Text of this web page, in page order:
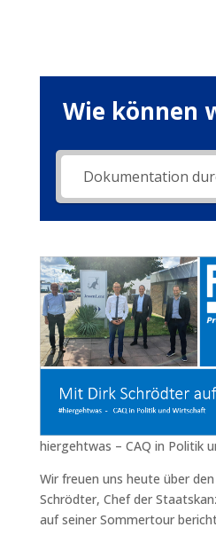
Wie können
hiergehtwas – CAQ in Politik
Wir freuen uns heute über
Schrödter, Chef der
auf seiner Sommertour